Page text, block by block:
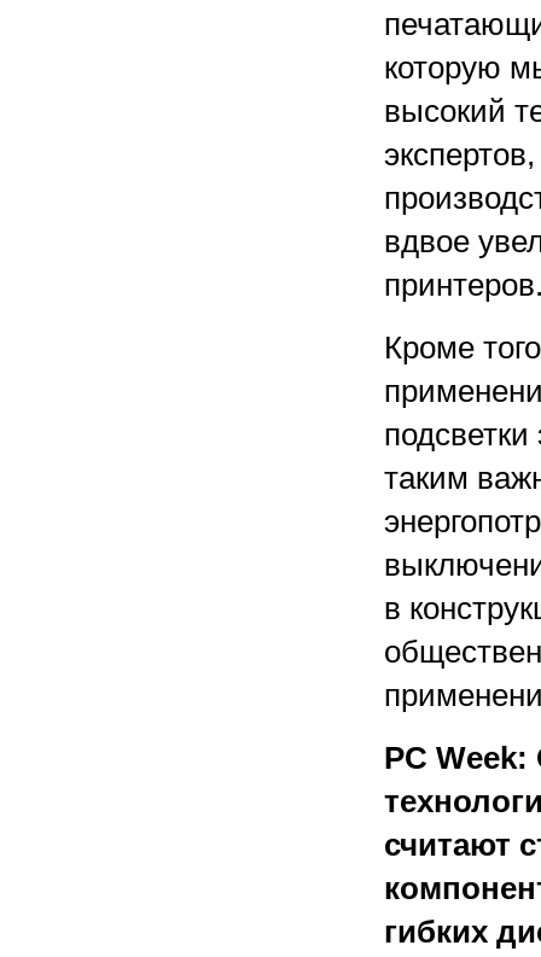
которую
высокий
вдвое
Кроме
таким
в
PC
считают
гибких